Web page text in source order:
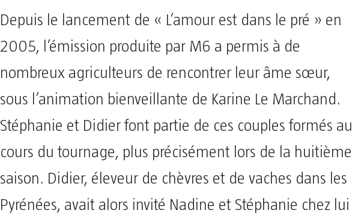
Depuis le lancement de « L’amour est dans le pré » en
2005, l’émission produite par M6 a permis à de
nombreux agriculteurs de rencontrer leur âme sœur,
sous l’animation bienveillante de Karine Le Marchand.
Stéphanie et Didier font partie de ces couples formés au
cours du tournage, plus précisément lors de la huitième
saison. Didier, éleveur de chèvres et de vaches dans les
Pyrénées, avait alors invité Nadine et Stéphanie chez lui